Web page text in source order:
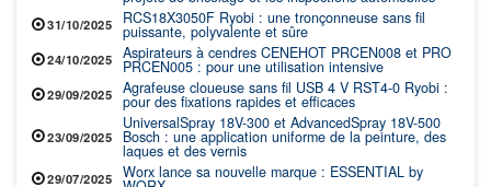
31/10/2025 RCS18X3050F Ryobi : une tronçonneuse sans fil
puissante, polyvalente et sûre
24/10/2025 Aspirateurs à cendres CENEHOT PRCEN008 et PRO
PRCEN005 : pour une utilisation intensive
29/09/2025 Agrafeuse cloueuse sans fil USB 4 V RST4-0 Ryobi :
pour des fixations rapides et efficaces
23/09/2025
UniversalSpray 18V-300 et AdvancedSpray 18V-500
Bosch : une application uniforme de la peinture, des
laques et des vernis
29/07/2025 Worx lance sa nouvelle marque : ESSENTIAL by